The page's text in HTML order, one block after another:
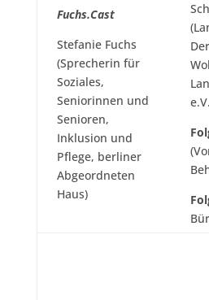
Fuchs.Cast
Stefanie Fuchs
(Sprecherin für
Soziales,
Seniorinnen und
Senioren,
Inklusion und
Pflege, berliner
Abgeordneten
Haus)